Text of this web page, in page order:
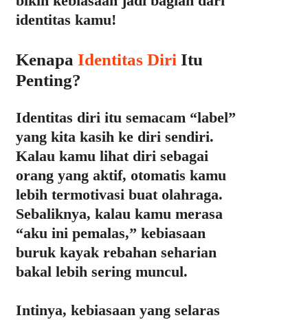
identitas kamu!
Kenapa Identitas Diri Itu
Penting?
Identitas diri itu semacam “label”
yang kita kasih ke diri sendiri.
Kalau kamu lihat diri sebagai
orang yang aktif, otomatis kamu
lebih termotivasi buat olahraga.
Sebaliknya, kalau kamu merasa
“aku ini pemalas,” kebiasaan
buruk kayak rebahan seharian
bakal lebih sering muncul.
Intinya, kebiasaan yang selaras